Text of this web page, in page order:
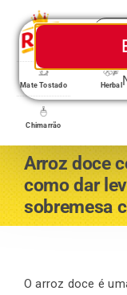
content
Mate Tostado Herbal
Chimarrão
Arroz doce
como dar
sobremesa
O arroz doce é